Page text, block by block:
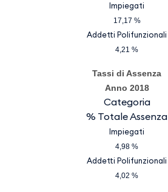
Impiegati
17,17 %
Addetti Polifunzionali
4,21 %
Tassi di Assenza
Anno 2018
Categoria
% Totale Assenza
Impiegati
4,98 %
Addetti Polifunzionali
4,02 %